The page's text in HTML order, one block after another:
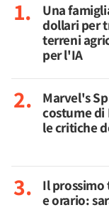
Una
dollari per
terreni
per l'IA
Marvel's
costume di
le critiche
Il prossimo
e orario: